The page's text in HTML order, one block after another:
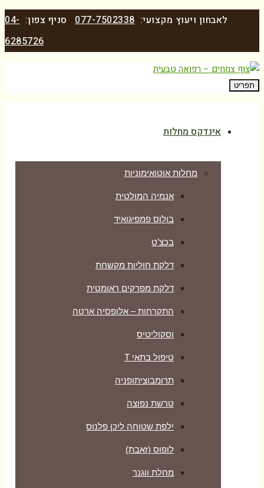
לאבחון ויעוץ מקצועי:077-7502338 סניף צפון:04-
6285726
תפריט
אינדקס מחלות
מחלות אוטואימוניות
אנמיה המולטית
בולוס פמפיגואיד
בכצ’ט
דלקת חוליות מקשחת
דלקת מפרקים ראומטית
התקרחות – אלופסיה ארטה
וסקוליטיס
טיפול בתאי T
תרומבוציתופניה
טרשת נפוצה
ילפת שטוחה ליכן פלנוס
לופוס (זאבת)
מחלת ווגנר